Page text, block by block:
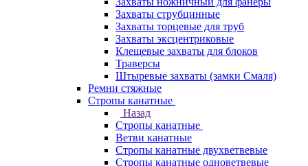
Захваты струбцинные
Захваты торцевые для труб
Захваты эксцентриковые
Клещевые захваты для блоков
Траверсы
Штыревые захваты (замки Смаля)
Ремни стяжные
Стропы канатные
Назад
Стропы канатные
Ветви канатные
Стропы канатные двухветвевые
Стропы канатные одноветвевые